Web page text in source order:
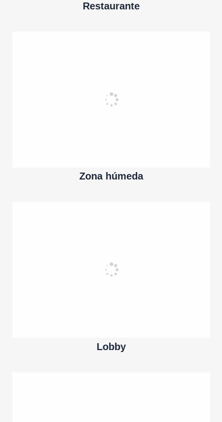
Restaurante
Zona húmeda
Lobby